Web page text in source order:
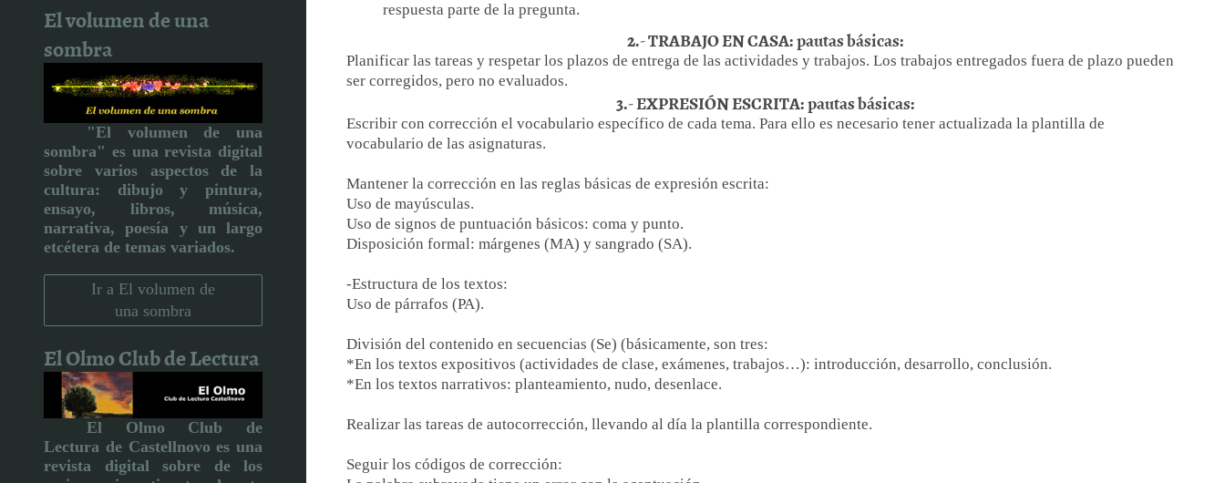
respuesta parte de la pregunta.
2.- TRABAJO EN CASA: pautas básicas:
Planificar las tareas y respetar los plazos de entrega de las actividades y trabajos. Los trabajos entregados fuera de plazo pueden
ser corregidos, pero no evaluados.
3.- EXPRESIÓN ESCRITA: pautas básicas:
Escribir con corrección el vocabulario específico de cada tema. Para ello es necesario tener actualizada la plantilla de
vocabulario de las asignaturas.
Mantener la corrección en las reglas básicas de expresión escrita:
Uso de mayúsculas.
Uso de signos de puntuación básicos: coma y punto.
Disposición formal: márgenes (MA) y sangrado (SA).
-Estructura de los textos:
Uso de párrafos (PA).
División del contenido en secuencias (Se) (básicamente, son tres:
*En los textos expositivos (actividades de clase, exámenes, trabajos…): introducción, desarrollo, conclusión.
*En los textos narrativos: planteamiento, nudo, desenlace.
Realizar las tareas de autocorrección, llevando al día la plantilla correspondiente.
Seguir los códigos de corrección:
El volumen de una
sombra
"El volumen de una
sombra" es una revista digital
sobre varios aspectos de la
cultura:
dibujo y pintura,
ensayo, libros, música,
narrativa, poesía y un largo
etcétera de temas variados.
Ir a El volumen de
una sombra
El Olmo Club de Lectura
El Olmo Club de
Lectura de Castellnovo es una
revista digital sobre de los